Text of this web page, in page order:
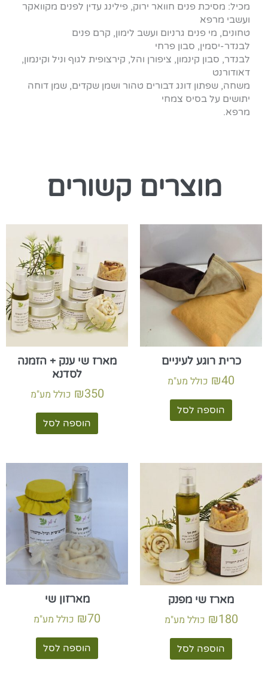
מכיל: מסיכת פנים חוואר ירוק, פילינג עדין לפנים מקוואקר
ועשבי מרפא
טחונים, מי פנים גרניום ועשב לימון, קרם פנים
לבנדר-יסמין, סבון פרחי
לבנדר, סבון קינמון, ציפורן והל, קירצופית לגוף וניל וקינמון,
דאודורנט
משחה, שפתון דונג דבורים טהור ושמן שקדים, שמן דוחה
יתושים על בסיס צמחי
מרפא.
מוצרים קשורים
כרית רוגע לעיניים
₪40 כולל מע"מ
הוספה לסל
מארז שי ענק + הזמנה
לסדנא
₪350 כולל מע"מ
הוספה לסל
מארז שי מפנק
₪180 כולל מע"מ
הוספה לסל
מארזון שי
₪70 כולל מע"מ
הוספה לסל